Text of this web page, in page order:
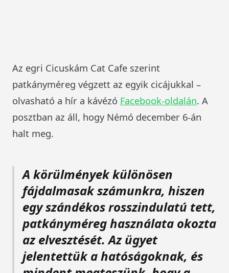
Az egri Cicuskám Cat Cafe szerint
patkányméreg végzett az egyik cicájukkal –
olvasható a hír a kávézó Facebook-oldalán. A
posztban az áll, hogy Némó december 6-án
halt meg.
A körülmények különösen
fájdalmasak számunkra, hiszen
egy szándékos rosszindulatú tett,
patkányméreg használata okozta
az elvesztését. Az ügyet
jelentettük a hatóságoknak, és